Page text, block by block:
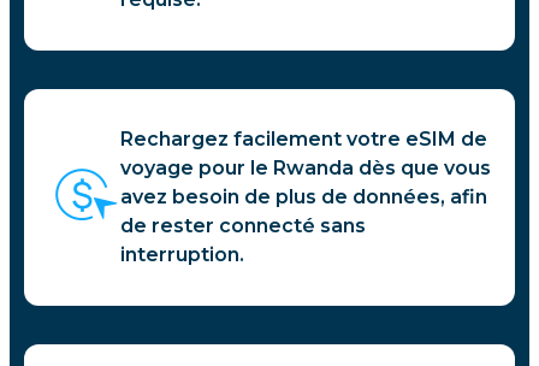
Rechargez facilement votre eSIM de
voyage pour le Rwanda dès que vous
avez besoin de plus de données, afin
de rester connecté sans
interruption.